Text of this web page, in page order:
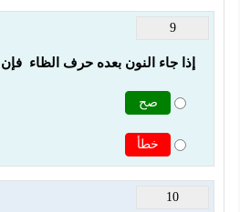
9
إذا جاء النون بعده حرف الظاء
صح
خطأ
10